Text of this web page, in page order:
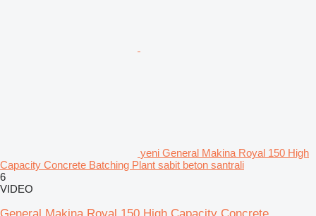
yeni General Makina Royal 150 High
Capacity Concrete Batching Plant sabit beton santrali
6
VIDEO
General Makina Royal 150 High Capacity Concrete